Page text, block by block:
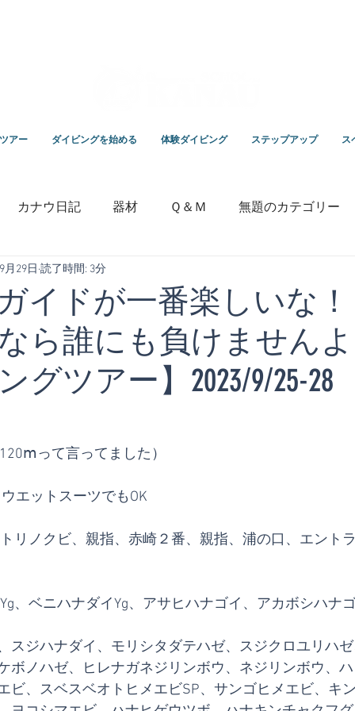
アー ダイビングを始める 体験ダイビング ステップアップ ス
カナウ日記 器材 Ｑ＆Ｍ 無題のカテゴリー
いっちゃんの毎日ブログ
イドが一番楽しいな
ら誰にも負けません
グツアー】2023/9/25-28
月29日 読了時間: 3分
って言ってました）
エットスーツでもOK
リノクビ、親指、赤崎２番、親指、浦の口、エント
、ベニハナダイYg、アサヒハナゴイ、アカボシハナ
スジハナダイ、モリシタダテハゼ、スジクロユリハ
ボノハゼ、ヒレナガネジリンボウ、ネジリンボウ、
ビ、スベスベオトヒメエビSP、サンゴヒメエビ、キ